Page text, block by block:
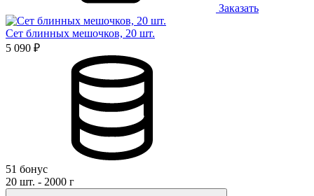
Заказать
Сет блинных мешочков, 20 шт.
5 090 ₽
51 бонус
20 шт. - 2000 г